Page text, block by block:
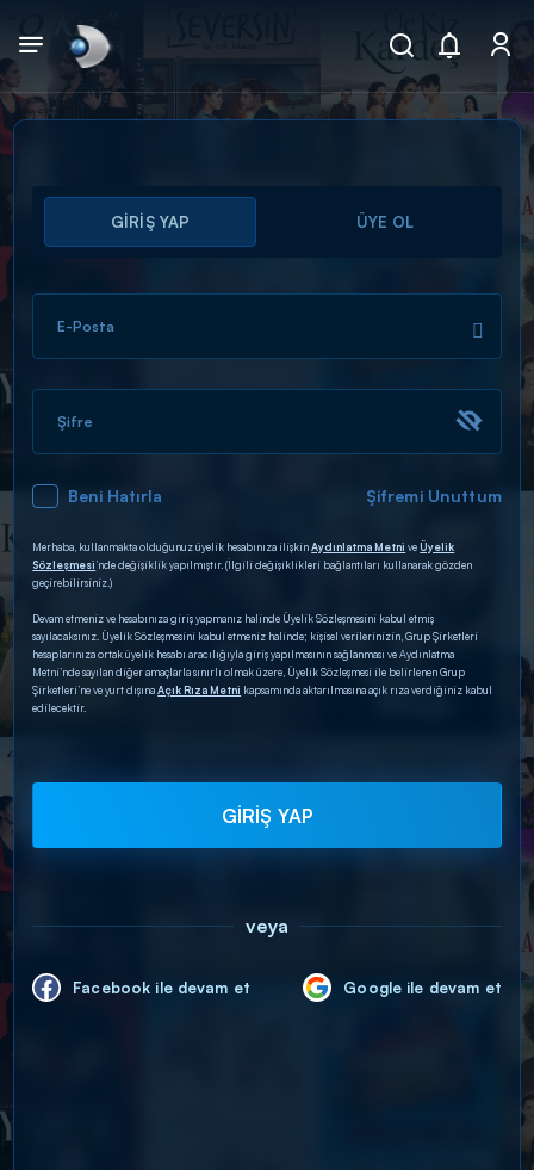
Arama
ARAMA SONUÇLARI
DİĞER SONUÇLAR
GİRİŞ YAP ÜYE OL
E-Posta
Şifre
Beni Hatırla Şifremi Unuttum
Merhaba, kullanmakta olduğunuz üyelik hesabınıza ilişkinAydınlatma Metni veÜyelik
Sözleşmesi’nde değişiklik yapılmıştır. (İlgili değişiklikleri bağlantıları kullanarak gözden
geçirebilirsiniz.)
Devam etmeniz ve hesabınıza giriş yapmanız halinde Üyelik Sözleşmesini kabul etmiş
sayılacaksınız. Üyelik Sözleşmesini kabul etmeniz halinde; kişisel verilerinizin, Grup Şirketleri
hesaplarınıza ortak üyelik hesabı aracılığıyla giriş yapılmasının sağlanması ve Aydınlatma
Metni’nde sayılan diğer amaçlarla sınırlı olmak üzere, Üyelik Sözleşmesi ile belirlenen Grup
Şirketleri’ne ve yurt dışınaAçık Rıza Metni kapsamında aktarılmasına açık rıza verdiğiniz kabul
edilecektir.
GİRİŞ YAP
veya
Facebook ile devam et Google ile devam et